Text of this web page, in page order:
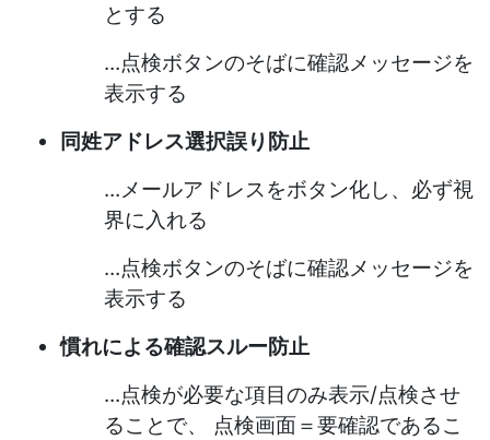
とする
...点検ボタンのそばに確認メッセージを
表示する
同姓アドレス選択誤り防止
...メールアドレスをボタン化し、必ず視
界に入れる
...点検ボタンのそばに確認メッセージを
表示する
慣れによる確認スルー防止
...点検が必要な項目のみ表示/点検させ
ることで、 点検画面＝要確認であるこ